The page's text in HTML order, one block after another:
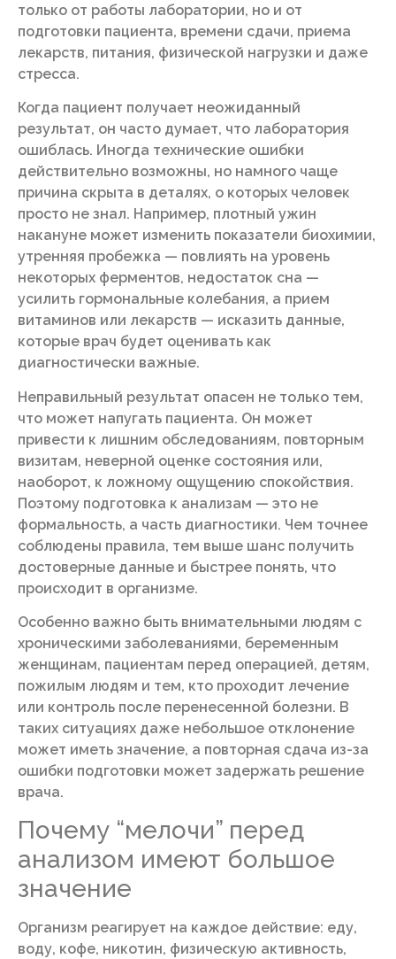
только от работы лаборатории, но и от
подготовки пациента, времени сдачи, приема
лекарств, питания, физической нагрузки и даже
стресса.
Когда пациент получает неожиданный
результат, он часто думает, что лаборатория
ошиблась. Иногда технические ошибки
действительно возможны, но намного чаще
причина скрыта в деталях, о которых человек
просто не знал. Например, плотный ужин
накануне может изменить показатели биохимии,
утренняя пробежка — повлиять на уровень
некоторых ферментов, недостаток сна —
усилить гормональные колебания, а прием
витаминов или лекарств — исказить данные,
которые врач будет оценивать как
диагностически важные.
Неправильный результат опасен не только тем,
что может напугать пациента. Он может
привести к лишним обследованиям, повторным
визитам, неверной оценке состояния или,
наоборот, к ложному ощущению спокойствия.
Поэтому подготовка к анализам — это не
формальность, а часть диагностики. Чем точнее
соблюдены правила, тем выше шанс получить
достоверные данные и быстрее понять, что
происходит в организме.
Особенно важно быть внимательными людям с
хроническими заболеваниями, беременным
женщинам, пациентам перед операцией, детям,
пожилым людям и тем, кто проходит лечение
или контроль после перенесенной болезни. В
таких ситуациях даже небольшое отклонение
может иметь значение, а повторная сдача из-за
ошибки подготовки может задержать решение
врача.
Почему “мелочи” перед
анализом имеют большое
значение
Организм реагирует на каждое действие: еду,
воду, кофе, никотин, физическую активность,